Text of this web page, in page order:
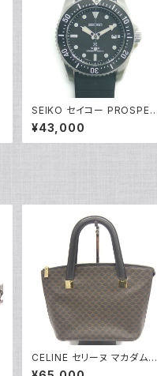
SEIKO セイコー PROSPEX
プロスペックス ダイバースキ
ューバ SBDN075 ソーラー
黒文字盤 Y04180
¥43,000
CELINE セリーヌ マカダム柄
トートバッグ MC97/2 Y052